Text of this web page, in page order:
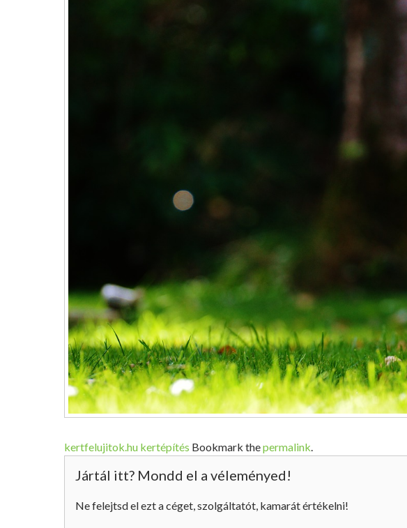
kertfelujitok.hu kertépítés Bookmark thepermalink
Jártál itt? Mondd el a véleményed!
Ne felejtsd el ezt a céget, szolgáltatót, kamarát értékelni!